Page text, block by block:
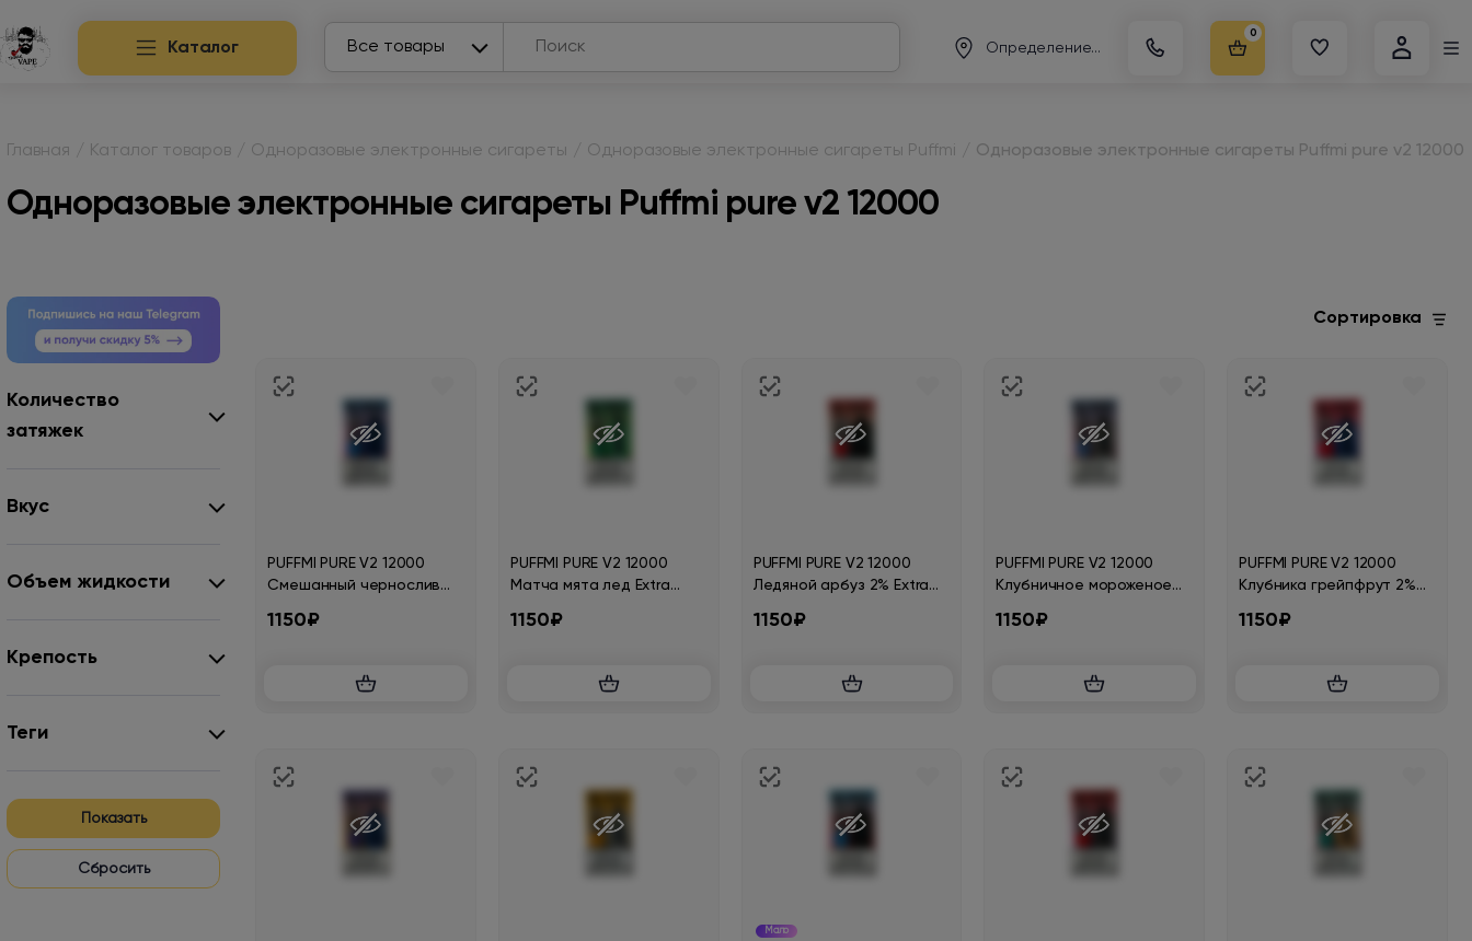
Каталог Все товары
Search
Определение...
0
Главная Каталог товаров Одноразовые электронные сигареты Одноразовые электронные сигареты Puffmi Одноразовые электронные сигареты Puffmi pure v2 12000
Одноразовые электронные сигареты Puffmi pure v2 12000
Количество
затяжек
Вкус
Объем жидкости
Крепость
Теги
Показать
Сортировка
PUFFMI PURE V2 12000
Смешанный чернослив
1150₽
PUFFMI PURE V2 12000
Матча мята лед Extra
1150₽
PUFFMI PURE V2 12000
Ледяной арбуз 2% Extra
1150₽
PUFFMI PURE V2 12000
Клубничное мороженое
1150₽
PUFFMI PURE V2 12000
Клубника грейпфрут 2%
1150₽
Мало